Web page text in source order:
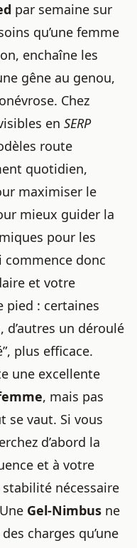
par semaine sur
qu’une femme
enchaîne les
gêne au genou,
Chez
en SERP
route
quotidien,
maximiser le
mieux guider la
pour les
commence donc
et votre
pied : certaines
un déroulé
plus efficace.
une excellente
, mais pas
se vaut. Si vous
d’abord la
et à votre
nécessaire
Gel-Nimbus ne
charges qu’une